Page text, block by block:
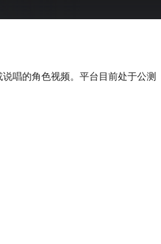
唱的角色视频。平台目前处于公测